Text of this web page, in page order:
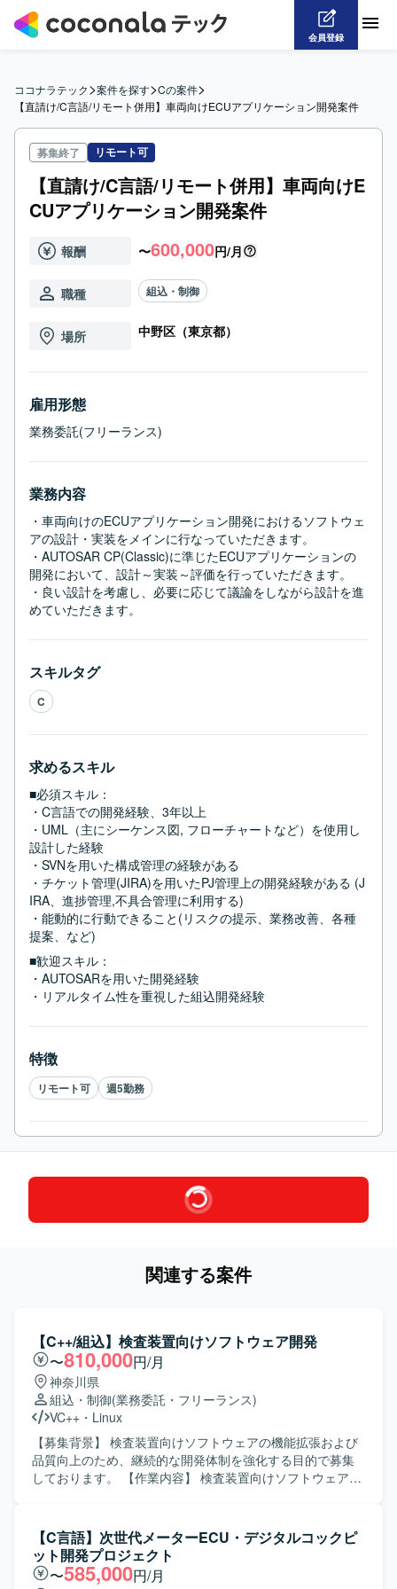
会員登録
ココナラテック>案件を探す>Cの案件>
【直請け/C言語/リモート併用】車両向けECUアプリケーション開発案件
募集終了 リモート可
【直請け/C言語/リモート併用】車両向けE
CUアプリケーション開発案件
報酬 〜600,000円/月
職種 組込・制御
場所 中野区（東京都）
雇用形態
業務委託(フリーランス)
業務内容
・車両向けのECUアプリケーション開発におけるソフトウェ
アの設計・実装をメインに行なっていただきます。
・AUTOSAR CP(Classic)に準じたECUアプリケーションの
開発において、設計～実装～評価を行っていただきます。
・良い設計を考慮し、必要に応じて議論をしながら設計を進
めていただきます。
スキルタグ
C
求めるスキル
■必須スキル：
・C言語での開発経験、3年以上
・UML（主にシーケンス図, フローチャートなど）を使用し
設計した経験
・SVNを用いた構成管理の経験がある
・チケット管理(JIRA)を用いたPJ管理上の開発経験がある (J
IRA、進捗管理,不具合管理に利用する)
・能動的に行動できること(リスクの提示、業務改善、各種
提案、など)
■歓迎スキル：
・AUTOSARを用いた開発経験
・リアルタイム性を重視した組込開発経験
特徴
リモート可 週5勤務
関連する案件
【C++/組込】検査装置向けソフトウェア開発
〜810,000円/月
神奈川県
組込・制御(業務委託・フリーランス)
VC++ ・ Linux
【募集背景】 検査装置向けソフトウェアの機能拡張および
品質向上のため、継続的な開発体制を強化する目的で募集
しております。 【作業内容】 検査装置向けソフトウェアの
ラなどハードウェアとの連携や制御を行う機能の開発を進
めていただきます。 【求める人物像】 主体的に課題を発見
し行動できる方、周囲と円滑にコミュニケーションを取り
ながら開発を進められる方を求めております。 【ポジショ
【C言語】次世代メーターECU・デジタルコックピ
ット開発プロジェクト
〜585,000円/月